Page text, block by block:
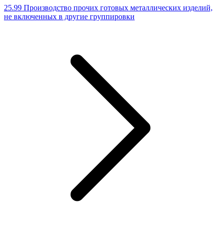
25.99 Производство прочих готовых металлических изделий,
не включенных в другие группировки